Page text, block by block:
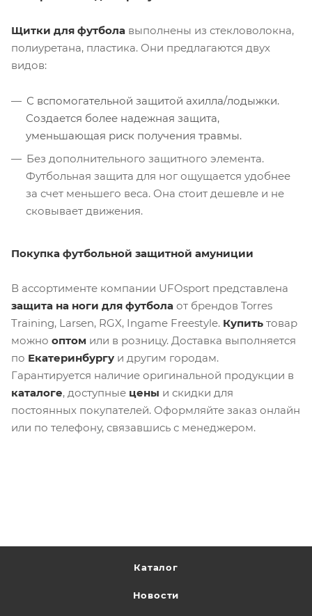
Щитки для футбола выполнены из стекловолокна,
полиуретана, пластика. Они предлагаются двух
видов:
С вспомогательной защитой ахилла/лодыжки.
Создается более надежная защита,
уменьшающая риск получения травмы.
Без дополнительного защитного элемента.
Футбольная защита для ног ощущается удобнее
за счет меньшего веса. Она стоит дешевле и не
сковывает движения.
Покупка футбольной защитной амуниции
В ассортименте компании UFOsport представлена
защита на ноги для футбола от брендов Torres
Training, Larsen, RGX, Ingame Freestyle. Купить товар
можно оптом или в розницу. Доставка выполняется
по Екатеринбургу и другим городам.
Гарантируется наличие оригинальной продукции в
каталоге, доступные цены и скидки для
постоянных покупателей. Оформляйте заказ онлайн
или по телефону, связавшись с менеджером.
Каталог
Новости